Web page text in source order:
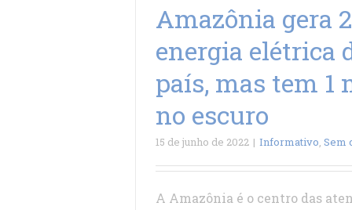
Amazônia gera
energia elétrica
país, mas tem 1
no escuro
15 de junho de 2022 | Informativo, Sem
A Amazônia é o centro das